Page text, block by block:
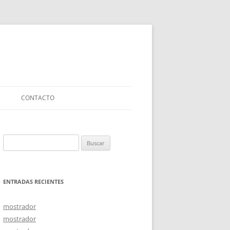
CONTACTO
ENTRADAS RECIENTES
mostrador
mostrador